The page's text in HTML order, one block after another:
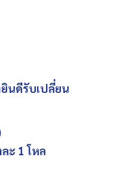
นดีรับเปลี่ยน
ะ 1 โหล